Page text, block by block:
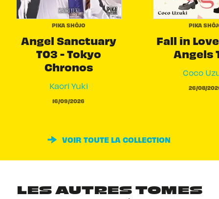
PIKA SHÔJO
Angel Sanctuary
T03 - Tokyo
Chronos
Kaori Yuki
16/09/2026
PIKA
Fall in
Angels
Coco
26/08/
VOIR TOUTE LA COLLECTION
LES AUTRES TOMES